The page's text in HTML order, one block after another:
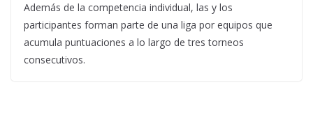
Además de la competencia individual, las y los
participantes forman parte de una liga por equipos que
acumula puntuaciones a lo largo de tres torneos
consecutivos.